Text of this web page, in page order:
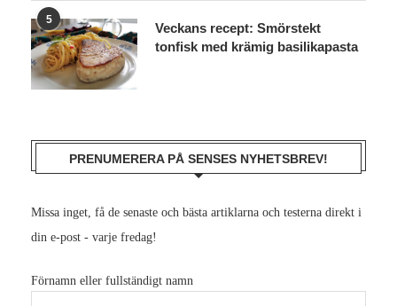
5
Veckans recept: Smörstekt
tonfisk med krämig basilikapasta
PRENUMERERA PÅ SENSES NYHETSBREV!
Missa inget, få de senaste och bästa artiklarna och testerna direkt i
din e-post - varje fredag!
Förnamn eller fullständigt namn